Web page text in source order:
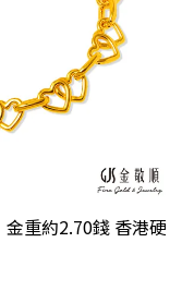
重約2.70錢 香港硬